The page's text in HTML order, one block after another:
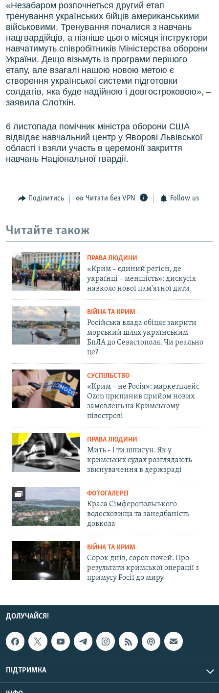
«Незабаром розпочнеться другий етап
тренування українських бійців американськими
військовими. Тренування почалися з навчань
нацгвардійців, а пізніше цього місяця інструктори
навчатимуть співробітників Міністерства оборони
України. Дещо візьмуть із програми першого
етапу, але взагалі нашою новою метою є
створення української системи підготовки
солдатів, яка буде надійною і довгостроковою», –
заявила Слоткін.
6 листопада помічник міністра оборони США
відвідає навчальний центр у Яворові Львівської
області і взяли участь в церемонії закриття
навчань Національної гвардії.
Поділитись Читати без VPN Follow us
Читайте також
ПРАВА ЛЮДИНИ
«Крим – єдиний регіон, де
українці – меншість»: дискусія
навколо нової пам'ятної дати
ВІЙНА ТА КРИМ
Російська влада обіцяє закрити
морський шлях українським
БпЛА до Севастополя. Чи реально
це?
СУСПІЛЬСТВО
«Крим – не Росія»: маркетплейс
Ozon припинив прийом нових
замовлень на Кримському
півострові
ПРАВА ЛЮДИНИ
Мить – і ти шпигун. Як у
кримських судах розглядають
звинувачення в держзраді
ФОТОГАЛЕРЕЇ
Краса Сімферопольського
водосховища та занедбаність
довкола
ВІЙНА ТА КРИМ
Сорок днів, сорок ночей. Про
результати кримської операції з
примусу Росії до миру
ДОЛУЧАЙСЯ!
ПІДТРИМКА